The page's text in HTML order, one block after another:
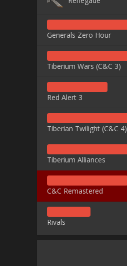
Generals Zero Hour
Tiberium Wars (C&C 3)
Red Alert 3
Tiberian Twilight (C&C 4)
Tiberium Alliances
C&C Remastered
Rivals